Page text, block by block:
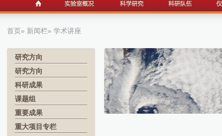
首页» 新闻栏» 学术讲座
研究方向
研究方向
科研成果
课题组
重要成果
重大项目专栏